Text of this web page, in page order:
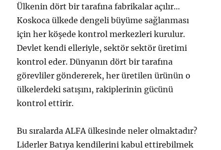
Ülkenin dört bir tarafına fabrikalar açılır…
Koskoca ülkede dengeli büyüme sağlanması
için her köşede kontrol merkezleri kurulur.
Devlet kendi elleriyle, sektör sektör üretimi
kontrol eder. Dünyanın dört bir tarafına
görevliler göndererek, her üretilen ürünün o
ülkelerdeki satışını, rakiplerinin gücünü
kontrol ettirir.
Bu sıralarda ALFA ülkesinde neler olmaktadır?
Liderler Batıya kendilerini kabul ettirebilmek